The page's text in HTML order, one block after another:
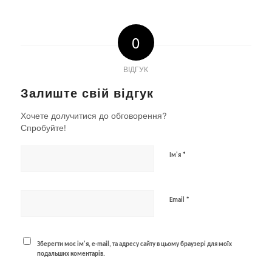
0
ВІДГУК
Залиште свій відгук
Хочете долучитися до обговорення?
Спробуйте!
Ім'я *
Email *
Зберегти моє ім'я, e-mail, та адресу сайту в цьому браузері для моїх
подальших коментарів.